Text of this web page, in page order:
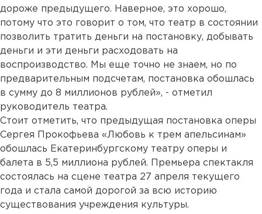
дороже предыдущего. Наверное, это хорошо,
потому что это говорит о том, что театр в состоянии
позволить тратить деньги на постановку, добывать
деньги и эти деньги расходовать на
воспроизводство. Мы еще точно не знаем, но по
предварительным подсчетам, постановка обошлась
в сумму до 8 миллионов рублей», - отметил
руководитель театра.
Стоит отметить, что предыдущая постановка оперы
Сергея Прокофьева «Любовь к трем апельсинам»
обошлась Екатеринбургскому театру оперы и
балета в 5,5 миллиона рублей. Премьера спектакля
состоялась на сцене театра 27 апреля текущего
года и стала самой дорогой за всю историю
существования учреждения культуры.